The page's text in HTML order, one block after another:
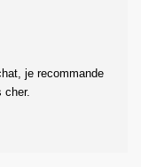
je recommande
cher.